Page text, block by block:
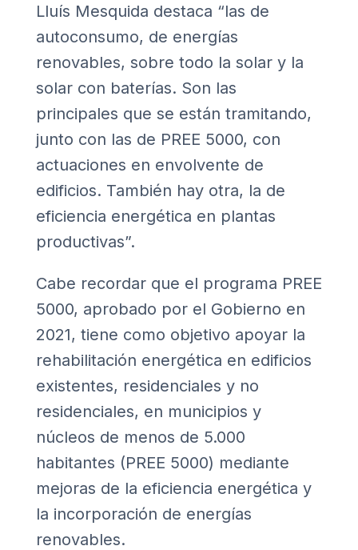
Lluís Mesquida destaca “las de
autoconsumo, de energías
renovables, sobre todo la solar y la
solar con baterías. Son las
principales que se están tramitando,
junto con las de PREE 5000, con
actuaciones en envolvente de
edificios. También hay otra, la de
eficiencia energética en plantas
productivas”.
Cabe recordar que el programa PREE
5000, aprobado por el Gobierno en
2021, tiene como objetivo apoyar la
rehabilitación energética en edificios
existentes, residenciales y no
residenciales, en municipios y
núcleos de menos de 5.000
habitantes (PREE 5000) mediante
mejoras de la eficiencia energética y
la incorporación de energías
renovables.